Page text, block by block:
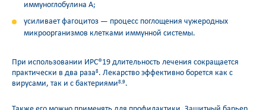
иммуноглобулина А;
усиливает фагоцитоз — процесс поглощения чужеродных
микроорганизмов клетками иммунной системы.
При использовании ИРС®19 длительность лечения сокращается
практически в два раза8. Лекарство эффективно борется как с
вирусами, так и с бактериями8,9 .